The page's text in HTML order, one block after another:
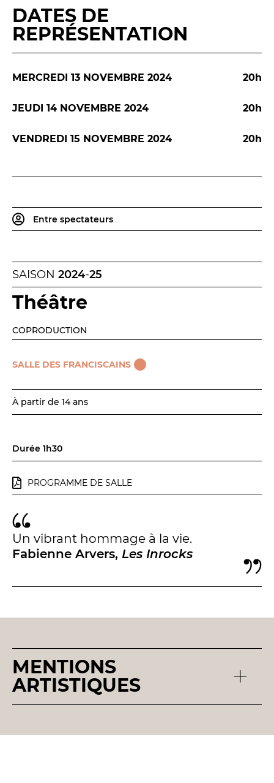
Les Spectacles itinérants
Moulins en scène
Autour des spectacles
INFOS PRATIQUES
NOS SALLES
BILLETTERIE
Accueil & horaires
Tarifs, abonnements & places à l’unité
Brochure interactive
Entre spectateurs
Espace relais
Réservez en ligne
DATES DE
REPRÉSENTATION
MERCREDI 13 NOVEMBRE 2024 20h
JEUDI 14 NOVEMBRE 2024 20h
VENDREDI 15 NOVEMBRE 2024 20h
Entre spectateurs
SAISON 2024-25
Théâtre
COPRODUCTION
SALLE DES FRANCISCAINS
À partir de 14 ans
Durée 1h30
PROGRAMME DE SALLE
Un vibrant hommage à la vie.
Fabienne Arvers, Les Inrocks
MENTIONS
ARTISTIQUES